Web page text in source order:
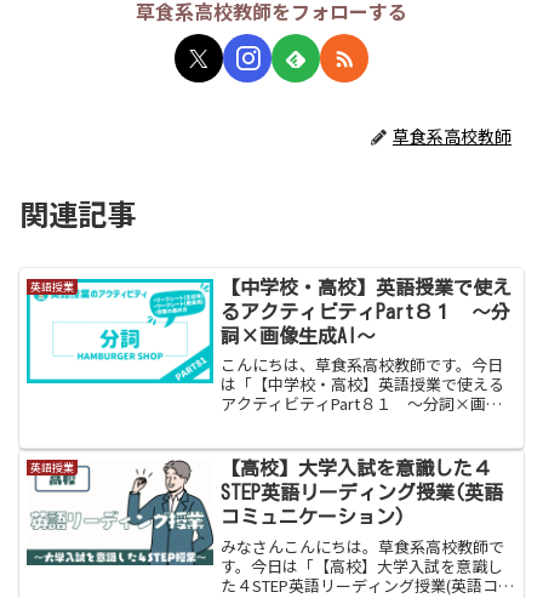
草食系高校教師をフォローする
草食系高校教師
関連記事
英語授業
【中学校・高校】英語授業で使え
るアクティビティPart８１ 〜分
詞×画像生成AI〜
こんにちは、草食系高校教師です。今日
は「【中学校・高校】英語授業で使える
アクティビティPart８１ 〜分詞×画像
分詞。苦手な生徒がとにかく多いです。
特に後置修飾は日本...
英語授業
【高校】大学入試を意識した４
STEP英語リーディング授業(英語
コミュニケーション)
みなさんこんにちは。草食系高校教師で
す。今日は「【高校】大学入試を意識し
た４STEP英語リーディング授業(英語コミ